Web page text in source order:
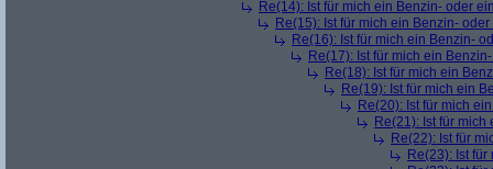
Re(14): Ist für mich ein Benzin- oder
Re(15): Ist für mich ein Benzin-
Re(16): Ist für mich ein Benzin-
Re(17): Ist für mich ein
Re(18): Ist für mich ein
Re(19): Ist für mich ein
Re(20): Ist für mich
Re(21): Ist für
Re(22): Ist für
Re(23): Ist